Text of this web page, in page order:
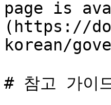
page is
(https://
korean/
# 참고 가이